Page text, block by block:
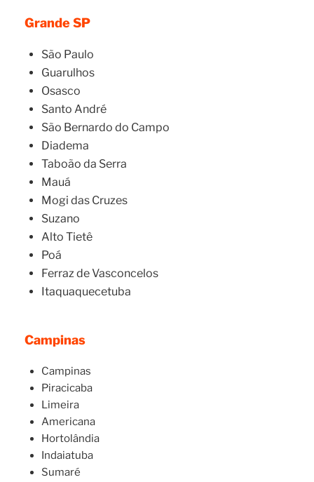
Grande SP
São Paulo
Guarulhos
Osasco
Santo André
São Bernardo do Campo
Diadema
Taboão da Serra
Mauá
Mogi das Cruzes
Suzano
Alto Tietê
Poá
Ferraz de Vasconcelos
Itaquaquecetuba
Campinas
Campinas
Piracicaba
Limeira
Americana
Hortolândia
Indaiatuba
Sumaré